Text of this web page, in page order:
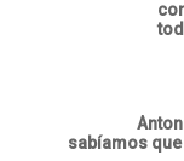
sabíamos